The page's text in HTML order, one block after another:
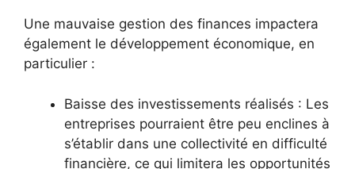
Une mauvaise gestion des finances impactera
également le développement économique, en
particulier :
Baisse des investissements réalisés : Les
entreprises pourraient être peu enclines à
s’établir dans une collectivité en difficulté
financière, ce qui limitera les opportunités